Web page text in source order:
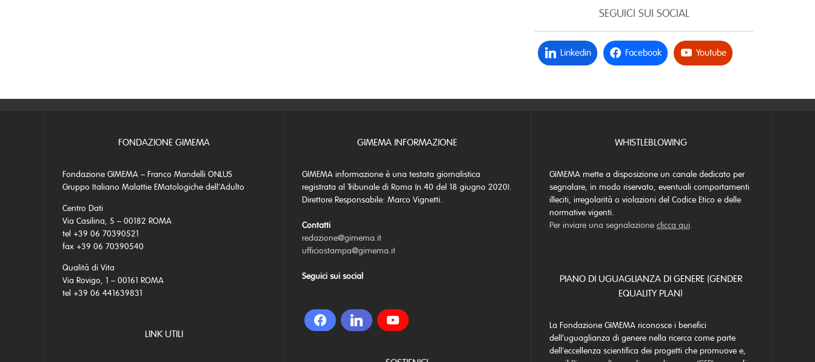
SEGUICI SUI SOCIAL
Linkedin Facebook Youtube
FONDAZIONE GIMEMA
Fondazione GIMEMA – Franco Mandelli ONLUS
Gruppo Italiano Malattie EMatologiche dell’Adulto
Centro Dati
Via Casilina, 5 – 00182 ROMA
tel +39 06 70390521
fax +39 06 70390540
Qualità di Vita
Via Rovigo, 1 – 00161 ROMA
tel +39 06 441639831
LINK UTILI
GIMEMA INFORMAZIONE
GIMEMA informazione è una testata giornalistica
registrata al Tribunale di Roma (n.40 del 18 giugno 2020).
Direttore Responsabile: Marco Vignetti.
Contatti
redazione@gimema.it
ufficiostampa@gimema.it
Seguici sui social
WHISTLEBLOWING
GIMEMA mette a disposizione un canale dedicato per
segnalare, in modo riservato, eventuali comportamenti
illeciti, irregolarità o violazioni del Codice Etico e delle
normative vigenti.
Per inviare una segnalazione clicca qui.
PIANO DI UGUAGLIANZA DI GENERE (GENDER
EQUALITY PLAN)
La Fondazione GIMEMA riconosce i benefici
dell’uguaglianza di genere nella ricerca come parte
dell’eccellenza scientifica dei progetti che promuove e,